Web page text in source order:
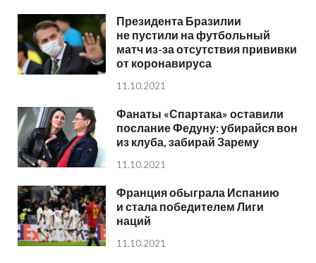
Президента Бразилии
не пустили на футбольный
матч из-за отсутствия прививки
от коронавируса
11.10.2021
Фанаты «Спартака» оставили
послание Федуну: убирайся вон
из клуба, забирай Зарему
11.10.2021
Франция обыграла Испанию
и стала победителем Лиги
наций
11.10.2021